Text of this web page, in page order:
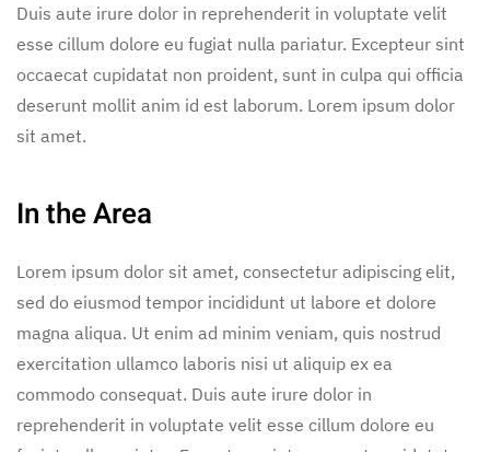
Duis aute irure dolor in reprehenderit in voluptate velit
esse cillum dolore eu fugiat nulla pariatur. Excepteur sint
occaecat cupidatat non proident, sunt in culpa qui officia
deserunt mollit anim id est laborum. Lorem ipsum dolor
sit amet.
In the Area
Lorem ipsum dolor sit amet, consectetur adipiscing elit,
sed do eiusmod tempor incididunt ut labore et dolore
magna aliqua. Ut enim ad minim veniam, quis nostrud
exercitation ullamco laboris nisi ut aliquip ex ea
commodo consequat. Duis aute irure dolor in
reprehenderit in voluptate velit esse cillum dolore eu